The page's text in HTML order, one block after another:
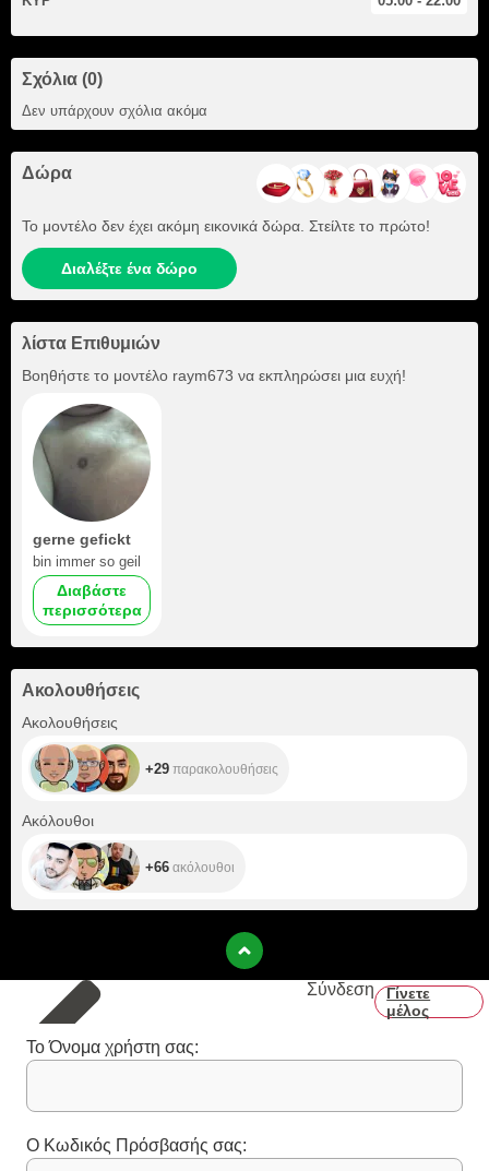
Σχόλια (0)
Δεν υπάρχουν σχόλια ακόμα
Δώρα
Το μοντέλο δεν έχει ακόμη εικονικά δώρα. Στείλτε το πρώτο!
Διαλέξτε ένα δώρο
λίστα Επιθυμιών
Βοηθήστε το μοντέλο raym673 να εκπληρώσει μια ευχή!
gerne gefickt
bin immer so geil
Διαβάστε
περισσότερα
Ακολουθήσεις
Ακολουθήσεις
+29 παρακολουθήσεις
Ακόλουθοι
+66 ακόλουθοι
Σύνδεση
Γίνετε
μέλος
Το Όνομα χρήστη σας:
Ο Κωδικός Πρόσβασής σας: